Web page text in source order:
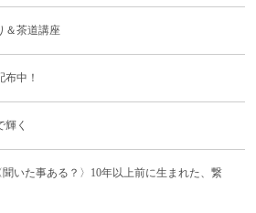
＆茶道講座
中！
輝く
いた事ある？〉10年以上前に生まれた、繋